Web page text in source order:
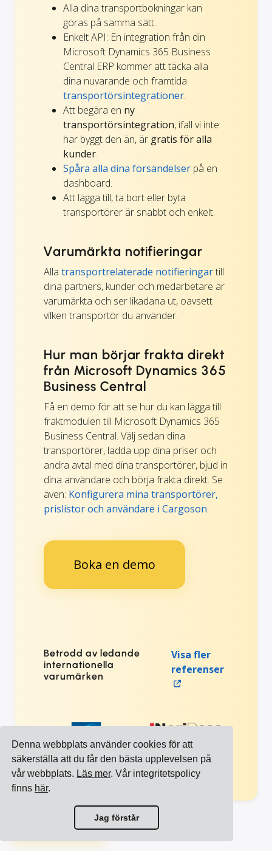
Denna webbplats använder cookies för att
säkerställa att du får den bästa upplevelsen på
vår webbplats. Läs mer. Vår integritetspolicy
finns här.
Jag förstår
Alla dina transportbokningar kan
göras på samma sätt.
Enkelt API: En integration från din
Microsoft Dynamics 365 Business
Central ERP kommer att täcka alla
dina nuvarande och framtida
transportörsintegrationer.
Att begära en ny
transportörsintegration, ifall vi inte
har byggt den än, är gratis för alla
kunder.
Spåra alla dina försändelser på en
dashboard.
Att lägga till, ta bort eller byta
transportörer är snabbt och enkelt.
Varumärkta notifieringar
Alla transportrelaterade notifieringartill
dina partners, kunder och medarbetare är
varumärkta och ser likadana ut, oavsett
vilken transportör du använder.
Hur man börjar frakta direkt
från Microsoft Dynamics 365
Business Central
Få en demo för att se hur du kan lägga till
fraktmodulen till Microsoft Dynamics 365
Business Central. Välj sedan dina
transportörer, ladda upp dina priser och
andra avtal med dina transportörer, bjud in
dina användare och börja frakta direkt. Se
även: Konfigurera mina transportörer,
prislistor och användare i Cargoson.
Boka en demo
Betrodd av ledande
internationella
varumärken
Visa fler
referenser
Visa alla integrationer
Visa alla transportörer